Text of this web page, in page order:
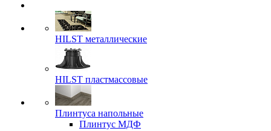
HILST металлические
HILST пластмассовые
Плинтуса напольные
Плинтус МДФ